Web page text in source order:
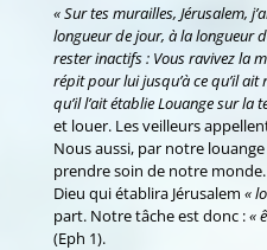
« Sur tes murailles, Jérusalem,
longueur de jour, à la longueur
rester inactifs : Vous ravivez la
répit pour lui jusqu’à ce qu’il
qu’il l’ait établie Louange sur la
et louer. Les veilleurs
Nous aussi, par notre
prendre soin de notre monde.
Dieu qui établira Jérusalem «
part. Notre tâche est donc :«
(Eph 1).